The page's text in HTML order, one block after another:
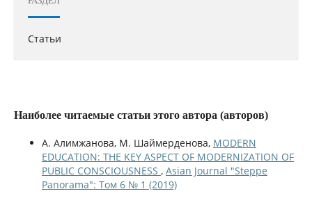
Статьи
Наиболее читаемые статьи этого автора (авторов)
А. Алимжанова, М. Шаймерденова, MODERN
EDUCATION: THE KEY ASPECT OF MODERNIZATION OF
PUBLIC CONSCIOUSNESS , Asian Journal "Steppe
Panorama": Том 6 № 1 (2019)